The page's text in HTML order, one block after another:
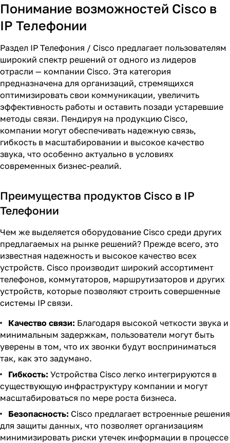
Понимание возможностей Cisco в
IP Телефонии
Раздел IP Телефония / Cisco предлагает пользователям
широкий спектр решений от одного из лидеров
отрасли — компании Cisco. Эта категория
предназначена для организаций, стремящихся
оптимизировать свои коммуникации, увеличить
эффективность работы и оставить позади устаревшие
методы связи. Пендируя на продукцию Cisco,
компании могут обеспечивать надежную связь,
гибкость в масштабировании и высокое качество
звука, что особенно актуально в условиях
современных бизнес-реалий.
Преимущества продуктов Cisco в IP
Телефонии
Чем же выделяется оборудование Cisco среди других
предлагаемых на рынке решений? Прежде всего, это
известная надежность и высокое качество всех
устройств. Cisco производит широкий ассортимент
телефонов, коммутаторов, маршрутизаторов и других
устройств, которые позволяют строить совершенные
системы IP связи.
Качество связи: Благодаря высокой четкости звука и
минимальным задержкам, пользователи могут быть
уверены в том, что их звонки будут восприниматься
так, как это задумано.
Гибкость: Устройства Cisco легко интегрируются в
существующую инфраструктуру компании и могут
масштабироваться по мере роста бизнеса.
Безопасность: Cisco предлагает встроенные решения
для защиты данных, что позволяет организациям
минимизировать риски утечек информации в процессе